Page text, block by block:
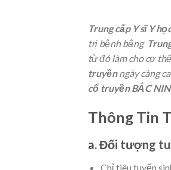
Trung cấp Y sĩ Y
trị bệnh bằng
từ đó làm cho cơ
truyềnngày càng
cổ truyền BẮC
Thông Tin
a. Đối tượng
Chỉ tiêu tuyển